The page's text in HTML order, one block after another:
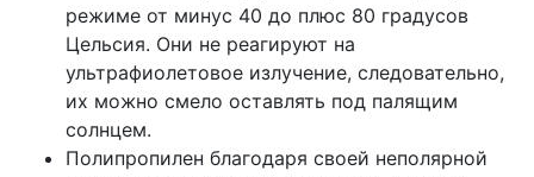
режиме от минус 40 до плюс 80 градусов
Цельсия. Они не реагируют на
ультрафиолетовое излучение, следовательно,
их можно смело оставлять под палящим
солнцем.
Полипропилен благодаря своей неполярной